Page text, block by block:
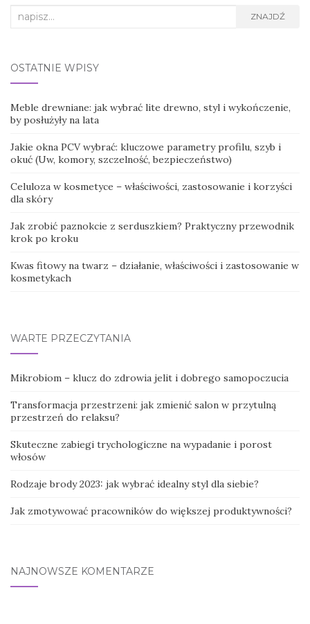
Search
ZNAJDŹ
OSTATNIE WPISY
Meble drewniane: jak wybrać lite drewno, styl i wykończenie,
by posłużyły na lata
Jakie okna PCV wybrać: kluczowe parametry profilu, szyb i
okuć (Uw, komory, szczelność, bezpieczeństwo)
Celuloza w kosmetyce – właściwości, zastosowanie i korzyści
dla skóry
Jak zrobić paznokcie z serduszkiem? Praktyczny przewodnik
krok po kroku
Kwas fitowy na twarz – działanie, właściwości i zastosowanie w
kosmetykach
WARTE PRZECZYTANIA
Mikrobiom – klucz do zdrowia jelit i dobrego samopoczucia
Transformacja przestrzeni: jak zmienić salon w przytulną
przestrzeń do relaksu?
Skuteczne zabiegi trychologiczne na wypadanie i porost
włosów
Rodzaje brody 2023: jak wybrać idealny styl dla siebie?
Jak zmotywować pracowników do większej produktywności?
NAJNOWSZE KOMENTARZE